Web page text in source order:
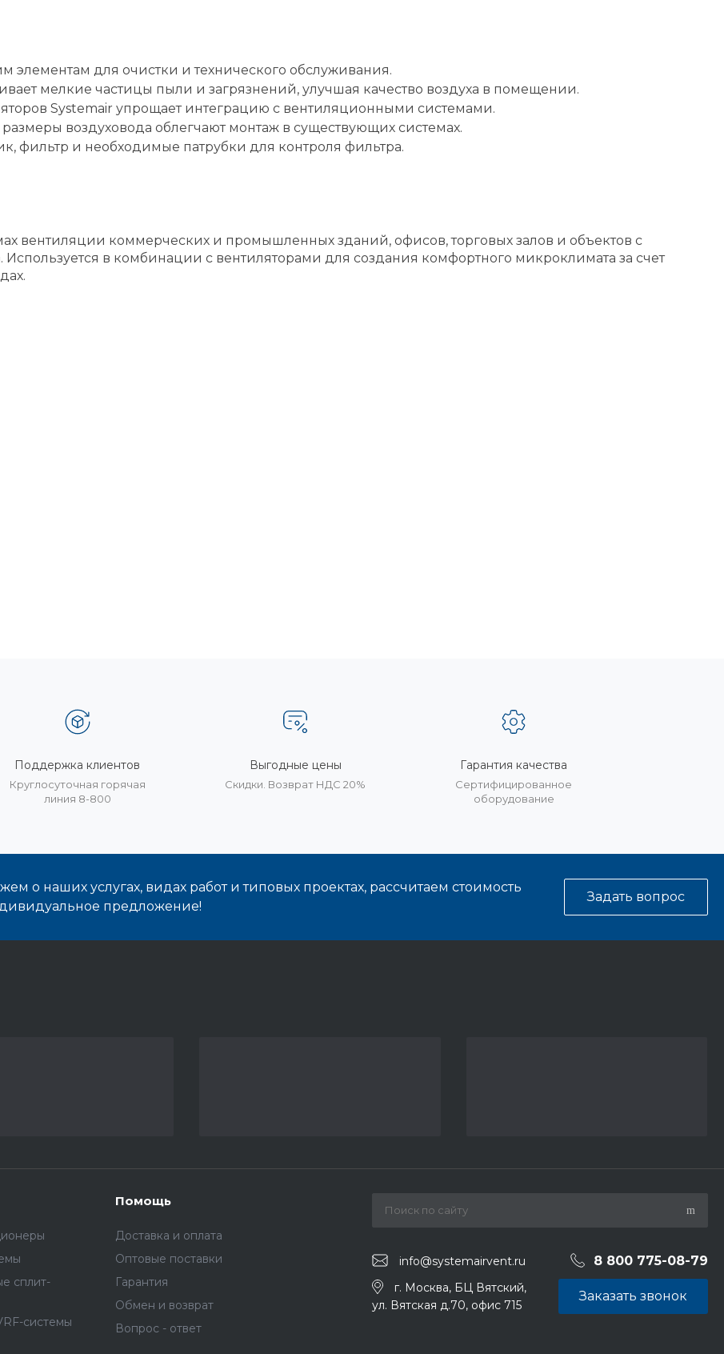
элементам для очистки и технического обслуживания.
мелкие частицы пыли и загрязнений, улучшая качество воздуха в помещении.
Systemair упрощает интеграцию с вентиляционными системами.
воздуховода облегчают монтаж в существующих системах.
фильтр и необходимые патрубки для контроля фильтра.
вентиляции коммерческих и промышленных зданий, офисов, торговых залов и объектов с
в комбинации с вентиляторами для создания комфортного микроклимата за счет
Поддержка клиентов
Круглосуточная горячая
линия 8-800
Выгодные цены
Скидки. Возврат НДС 20%
Гарантия качества
Сертифицированное
оборудование
о наших услугах, видах работ и типовых проектах, рассчитаем стоимость
предложение!
Задать вопрос
сплит-
системы
Помощь
Доставка и оплата
Оптовые поставки
Гарантия
Обмен и возврат
Вопрос - ответ
info@systemairvent.ru 8 800 775-08-79
г. Москва, БЦ Вятский,
ул. Вятская д.70, офис 715
Заказать звонок